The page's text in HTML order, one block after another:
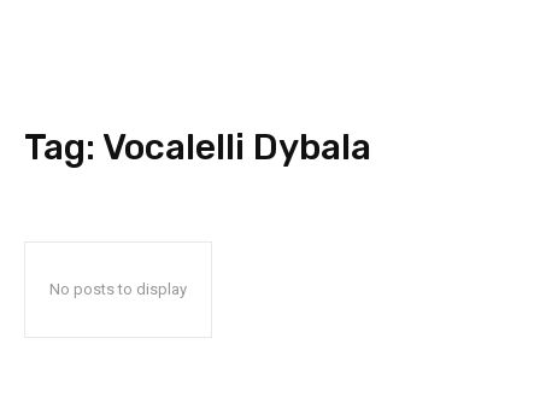
Tag: Vocalelli Dybala
No posts to display